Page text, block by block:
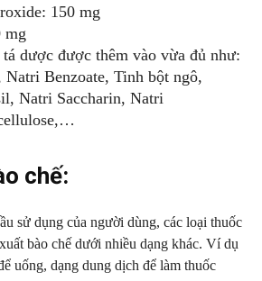
150 mg
mg
dược được thêm vào vừa đủ như:
Natri Benzoate, Tinh bột ngô,
Natri Saccharin, Natri
chế:
sử dụng của người dùng, các loại thuốc
bào chế dưới nhiều dạng khác. Ví dụ
uống, dạng dung dịch để làm thuốc